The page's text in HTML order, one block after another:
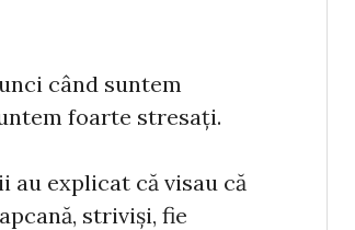
când suntem
foarte stresați.
au explicat că visau că
striviși, fie